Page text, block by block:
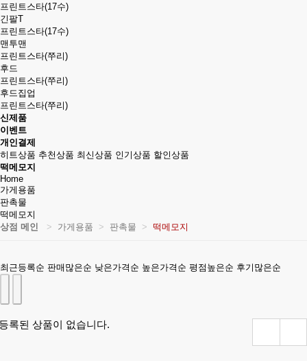
프린트스타(17수)
긴팔T
프린트스타(17수)
맨투맨
프린트스타(쭈리)
후드
프린트스타(쭈리)
후드집업
프린트스타(쭈리)
신제품
이벤트
개인결제
히트상품 추천상품 최신상품 인기상품 할인상품
떡메모지
Home
가게용품
판촉물
떡메모지
상점 메인
가게용품 판촉물 떡메모지
최근등록순 판매많은순 낮은가격순 높은가격순 평점높은순 후기많은순
록된 상품이 없습니다.